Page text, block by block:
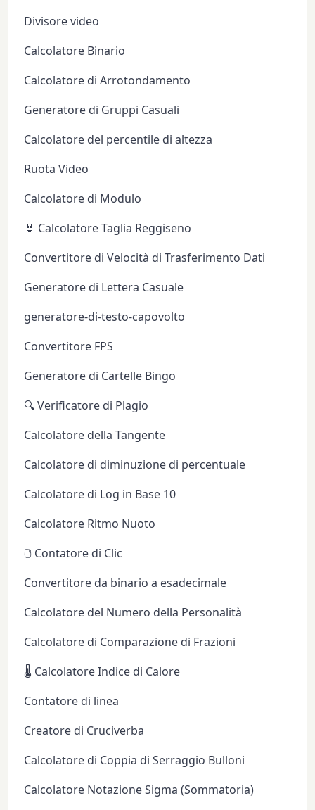
Divisore video
Calcolatore Binario
Calcolatore di Arrotondamento
Generatore di Gruppi Casuali
Calcolatore del percentile di altezza
Ruota Video
Calcolatore di Modulo
👙 Calcolatore Taglia Reggiseno
Convertitore di Velocità di Trasferimento Dati
Generatore di Lettera Casuale
generatore-di-testo-capovolto
Convertitore FPS
Generatore di Cartelle Bingo
🔍 Verificatore di Plagio
Calcolatore della Tangente
Calcolatore di diminuzione di percentuale
Calcolatore di Log in Base 10
Calcolatore Ritmo Nuoto
🖱️ Contatore di Clic
Convertitore da binario a esadecimale
Calcolatore del Numero della Personalità
Calcolatore di Comparazione di Frazioni
🌡️ Calcolatore Indice di Calore
Contatore di linea
Creatore di Cruciverba
Calcolatore di Coppia di Serraggio Bulloni
Calcolatore Notazione Sigma (Sommatoria)